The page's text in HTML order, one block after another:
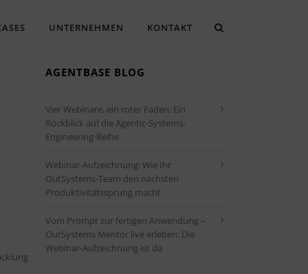
UNTERNEHMEN KONTAKT
Office 365
AGENTBASE BLOG
Vier Webinare, ein roter Faden: Ein
Rückblick auf die Agentic-Systems-
Engineering-Reihe
Webinar-Aufzeichnung: Wie Ihr
OutSystems-Team den nächsten
Produktivitätssprung macht
Vom Prompt zur fertigen Anwendung –
OutSystems Mentor live erleben: Die
Webinar-Aufzeichnung ist da